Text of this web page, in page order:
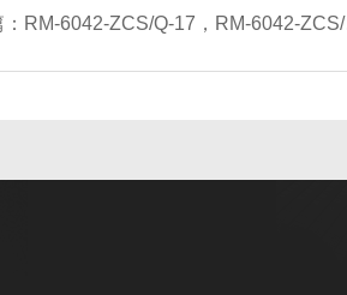
RM-6042-ZCS/Q-17，RM-6042-ZCS/Q-21侧吹空气幕